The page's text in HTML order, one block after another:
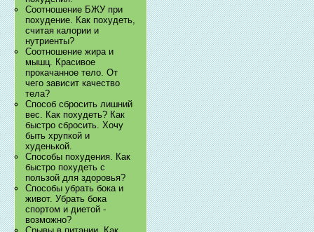
Соотношение БЖУ при
похудение. Как похудеть,
считая калории и
нутриенты?
Соотношение жира и
мышц. Красивое
прокачанное тело. От
чего зависит качество
тела?
Способ сбросить лишний
вес. Как похудеть? Как
быстро сбросить. Хочу
быть хрупкой и
худенькой.
Способы похудения. Как
быстро похудеть с
пользой для здоровья?
Способы убрать бока и
живот. Убрать бока
спортом и диетой -
возможно?